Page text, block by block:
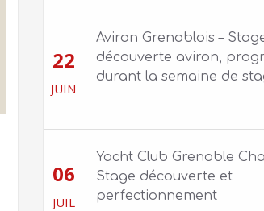
22
JUIN
Aviron Grenoblois –
découverte aviron,
durant la semaine de
06
JUIL
Yacht Club Grenoble
Stage découverte et
perfectionnement